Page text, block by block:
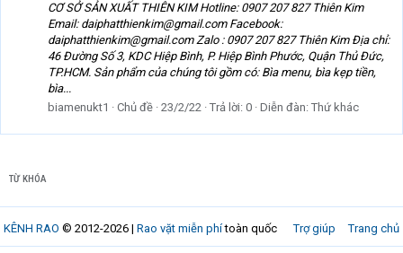
CƠ SỞ SẢN XUẤT THIÊN KIM Hotline: 0907 207 827 Thiên Kim
Email: daiphatthienkim@gmail.com Facebook:
daiphatthienkim@gmail.com Zalo : 0907 207 827 Thiên Kim Địa chỉ:
46 Đường Số 3, KDC Hiệp Bình, P. Hiệp Bình Phước, Quận Thủ Đức,
TP.HCM. Sản phẩm của chúng tôi gồm có: Bìa menu, bìa kẹp tiền,
bìa...
biamenukt1
Chủ đề 23/2/22 Trả lời: 0 Diễn đàn: Thứ khác
TỪ KHÓA
Trợ giúp Trang chủ
KÊNH RAO © 2012-2026 | Rao vặt miễn phítoàn quốc